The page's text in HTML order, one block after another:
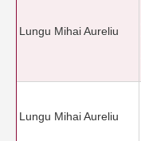
Lungu Mihai Aureliu
Lungu Mihai Aureliu